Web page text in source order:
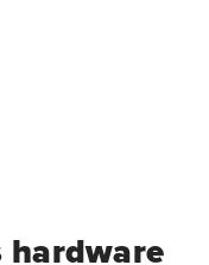
hardware